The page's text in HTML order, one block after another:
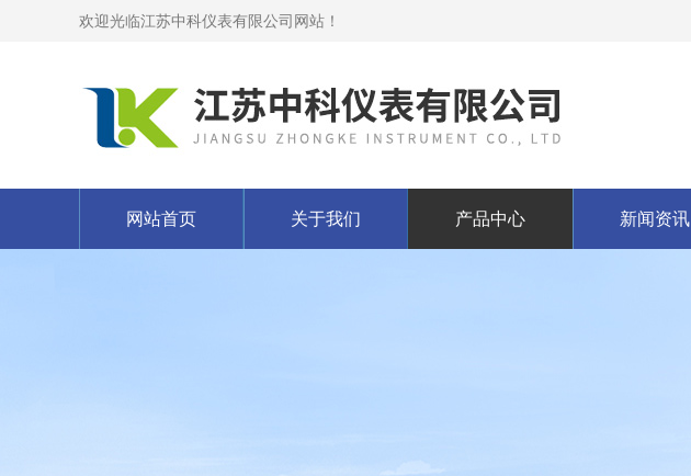
欢迎光临江苏中科仪表有限公司网站！
网站首页 关于我们 产品中心 新闻资讯